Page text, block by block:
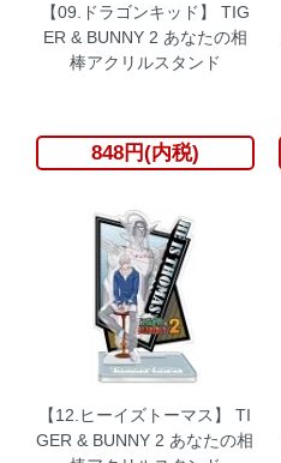
【09.ドラゴンキッド】 TIG
ER & BUNNY 2 あなたの相
棒アクリルスタンド
848円(内税)
【12.ヒーイズトーマス】 TI
GER & BUNNY 2 あなたの相